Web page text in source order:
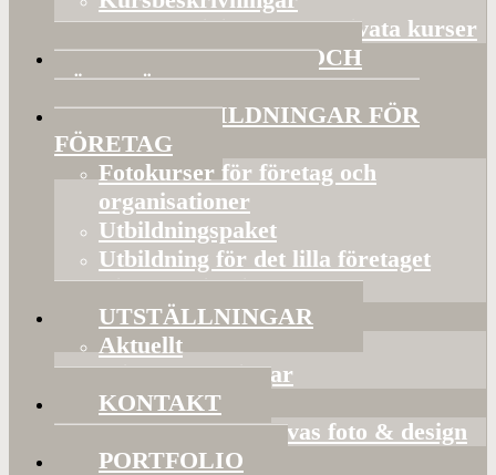
Gruppaktiviteter och privata kurser
BILDVISNINGAR OCH
FÖRELÄSNINGAR
FOTOUTBILDNINGAR FÖR
FÖRETAG
Fotokurser för företag och
organisationer
Utbildningspaket
Utbildning för det lilla företaget
Bildorganisering
UTSTÄLLNINGAR
Aktuellt
Mina utställningar
KONTAKT
Presentkort hos Evas foto & design
PORTFOLIO